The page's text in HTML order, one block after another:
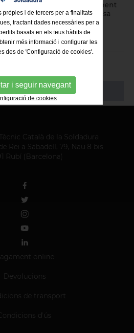
cursos la obrim oficialment
d'iniciar-los, però si t'interessa
per facilitar-nos les teves
que arrenquem.
Català de la Soldadura
Rei a Sabadell, 79, Nau 8 bis
Rubí (Barcelona)
online
Devolucions
de transport
d'ús
pròpies i de tercers per a finalitats
tractant dades necessàries per a
basats en els teus hàbits de
més informació i configurar les
des de 'Configuració de cookies'.
i seguir navegant
de cookies